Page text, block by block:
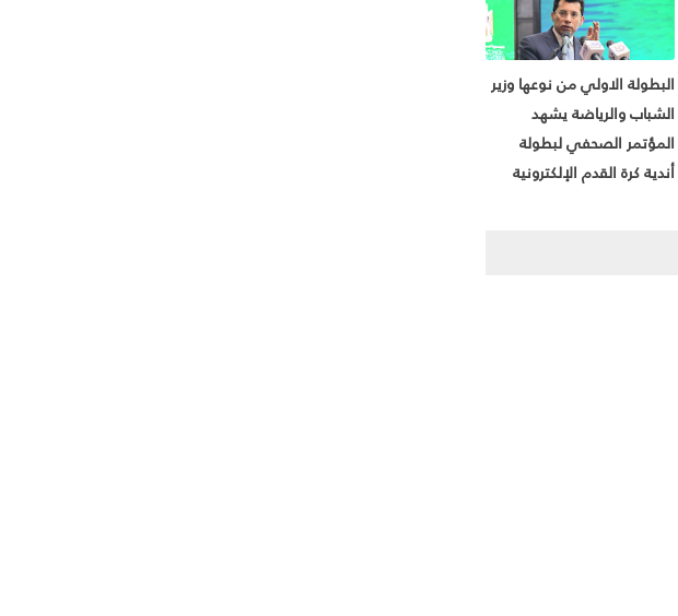
البطولة الاولي من نوعها وزير
الشباب والرياضة يشهد
المؤتمر الصحفي لبطولة
أندية كرة القدم الإلكترونية